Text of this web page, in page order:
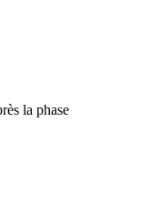
la phase